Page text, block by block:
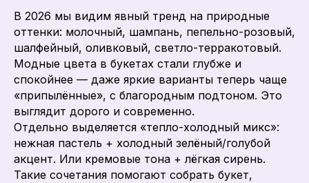
В 2026 мы видим явный тренд на природные
оттенки: молочный, шампань, пепельно-розовый,
шалфейный, оливковый, светло-терракотовый.
Модные цвета в букетах стали глубже и
спокойнее — даже яркие варианты теперь чаще
«припылённые», с благородным подтоном. Это
выглядит дорого и современно.
Отдельно выделяется «тепло-холодный микс»:
нежная пастель + холодный зелёный/голубой
акцент. Или кремовые тона + лёгкая сирень.
Такие сочетания помогают собрать букет,